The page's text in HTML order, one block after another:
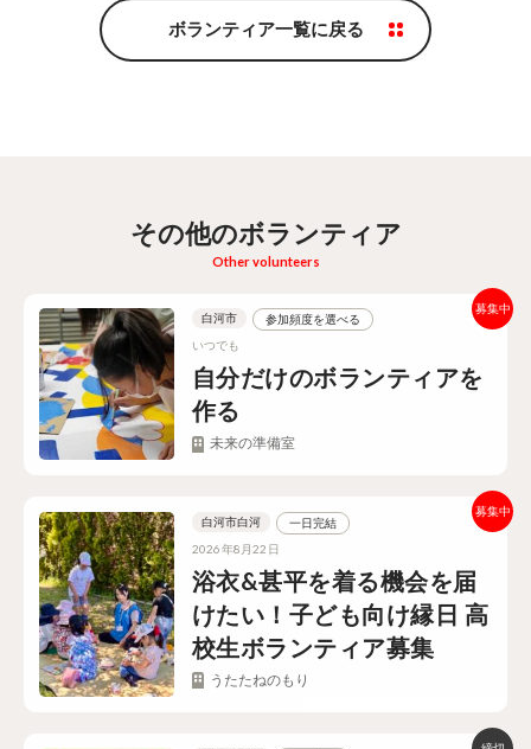
ボランティア一覧に戻る
その他のボランティア
Other volunteers
自分だけのボランティアを
作る
白河市
参加頻度を選べる
いつでも
未来の準備室
浴衣&甚平を着る機会を届
けたい！子ども向け縁日 高
校生ボランティア募集
白河市白河
一日完結
2026年8月22日
うたたねのもり